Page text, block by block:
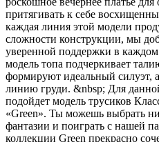
притягивать к себе
каждая линия этой модели
сложности конструкции, мы
уверенной поддержки в
модель топа подчеркивает
формируют идеальный силуэт,
линию груди. &nbsp; Для
подойдет модель трусиков
«Green». Ты можешь выбрать
фантазии и поиграть с нашей
коллекции Green прекрасно